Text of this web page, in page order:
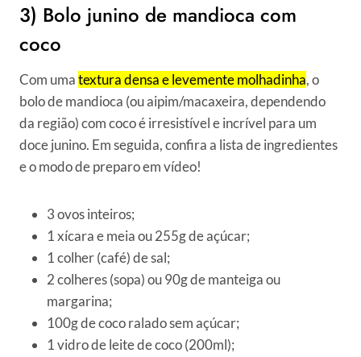
3) Bolo junino de mandioca com
coco
Com umatextura densa e levemente molhadinha, o
bolo de mandioca (ou aipim/macaxeira, dependendo
da região) com coco é irresistível e incrível para um
doce junino. Em seguida, confira a lista de ingredientes
e o modo de preparo em vídeo!
3 ovos inteiros;
1 xícara e meia ou 255g de açúcar;
1 colher (café) de sal;
2 colheres (sopa) ou 90g de manteiga ou
margarina;
100g de coco ralado sem açúcar;
1 vidro de leite de coco (200ml);